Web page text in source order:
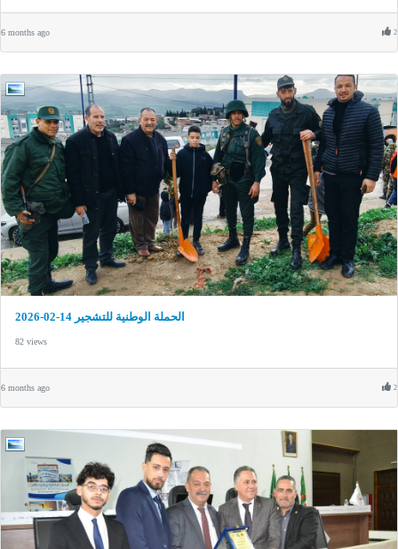
6 months ago 2
الحملة الوطنية للتشجير 14-02-2026
82 views
6 months ago 2